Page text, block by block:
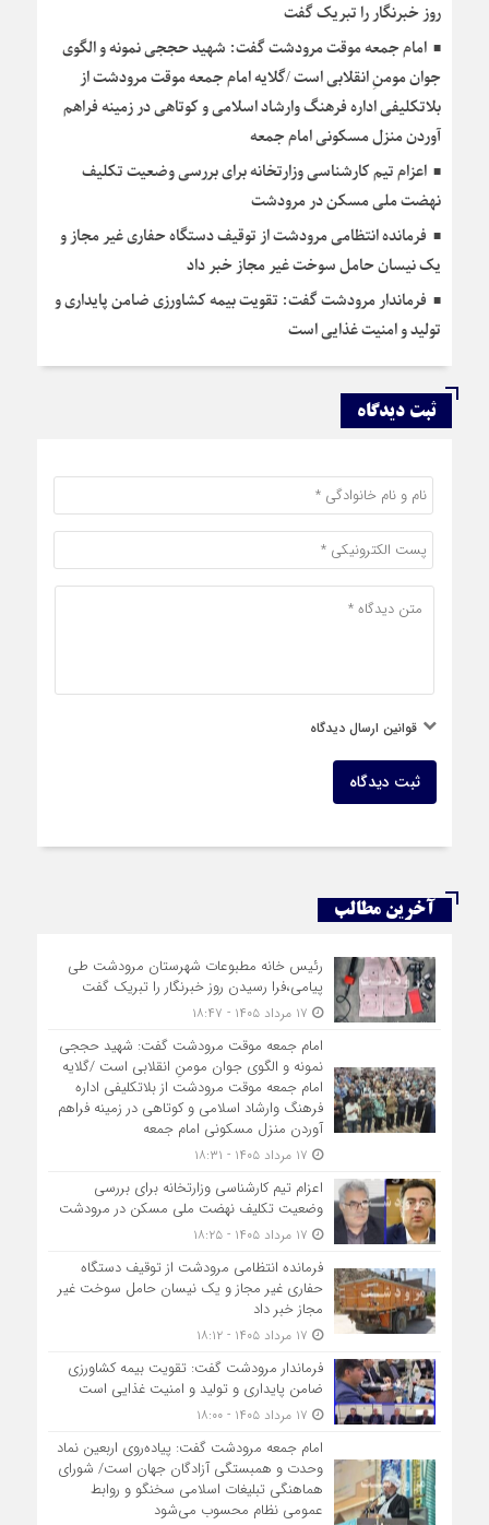
روز خبرنگار را تبریک گفت
امام جمعه موقت مرودشت گفت: شهید حججی نمونه و الگوی
جوان مومنِ انقلابی است /گلایه امام جمعه موقت مرودشت از
بلاتکلیفی اداره فرهنگ وارشاد اسلامی و کوتاهی در زمینه فراهم
آوردن منزل مسکونی امام جمعه
اعزام تیم کارشناسی وزارتخانه برای بررسی وضعیت تکلیف
نهضت ملی مسکن در مرودشت
فرمانده انتظامی مرودشت از توقیف دستگاه حفاری غیر مجاز و
یک نیسان حامل سوخت غیر مجاز خبر داد
فرماندار مرودشت گفت: تقویت بیمه کشاورزی ضامن پایداری و
تولید و امنیت غذایی است
ثبت دیدگاه
قوانین ارسال دیدگاه
ثبت دیدگاه
آخرین مطالب
رئیس خانه مطبوعات شهرستان مرودشت طی
پیامی،فرا رسیدن روز خبرنگار را تبریک گفت
امام جمعه موقت مرودشت گفت: شهید حججی
نمونه و الگوی جوان مومنِ انقلابی است /گلایه
امام جمعه موقت مرودشت از بلاتکلیفی اداره
فرهنگ وارشاد اسلامی و کوتاهی در زمینه فراهم
آوردن منزل مسکونی امام جمعه
اعزام تیم کارشناسی وزارتخانه برای بررسی
وضعیت تکلیف نهضت ملی مسکن در مرودشت
فرمانده انتظامی مرودشت از توقیف دستگاه
حفاری غیر مجاز و یک نیسان حامل سوخت غیر
مجاز خبر داد
فرماندار مرودشت گفت: تقویت بیمه کشاورزی
ضامن پایداری و تولید و امنیت غذایی است
امام جمعه مرودشت گفت: پیاده‌روی اربعین نماد
وحدت و همبستگی آزادگان جهان است/ شورای
هماهنگی تبلیغات اسلامی سخنگو و روابط
عمومی نظام محسوب می‌شود